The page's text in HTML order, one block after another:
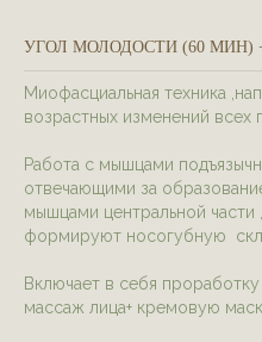
УГОЛ МОЛОДОСТИ (60 МИН)
Миофасциальная техника
возрастных изменений всех
Работа с мышцами
отвечающими за
мышцами центральной части
формируют носогубную
Включает в себя
массаж лица+ кремовую
СПА ДЛЯ ВОЛОС И
Польза Spa-программ для головы:
стресса и напряжения, улучшение
стимулирует рост волос и улучшает их
глубокое расслабление, благодаря
улучшается качество сна, снятие
повышение умственной